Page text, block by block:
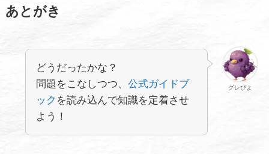
あとがき
グレぴよ
どうだったかな？
問題をこなしつつ、 公式ガイドブ
ック を読み込んで知識を定着させ
よう！